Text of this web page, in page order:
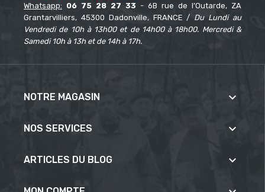
Whatsapp: 06 75 28 27 33 - 6B rue de l’Outarde, ZA
Grantarvilliers, 45300 Dadonville, FRANCE / Du Lundi au
Vendredi de 10h à 13h00 et de 14h00 à 18h00. Mercredi &
Samedi 10h à 13h et de 14h à 17h.
NOTRE MAGASIN 
NOS SERVICES 
ARTICLES DU BLOG 